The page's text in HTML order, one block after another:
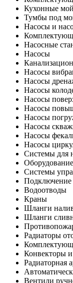
Кухонные
Тумбы под
Насосы и
Насосные
Насосы
Насосы
Насосы
Насосы
Насосы
Насосы
Насосы
Насосы
Насосы
Насосы
Системы для
Системы
Подключение
Водоотводы
Краны
Шланги
Шланги
Радиаторы
Конвекторы и
Радиаторная
Вентили